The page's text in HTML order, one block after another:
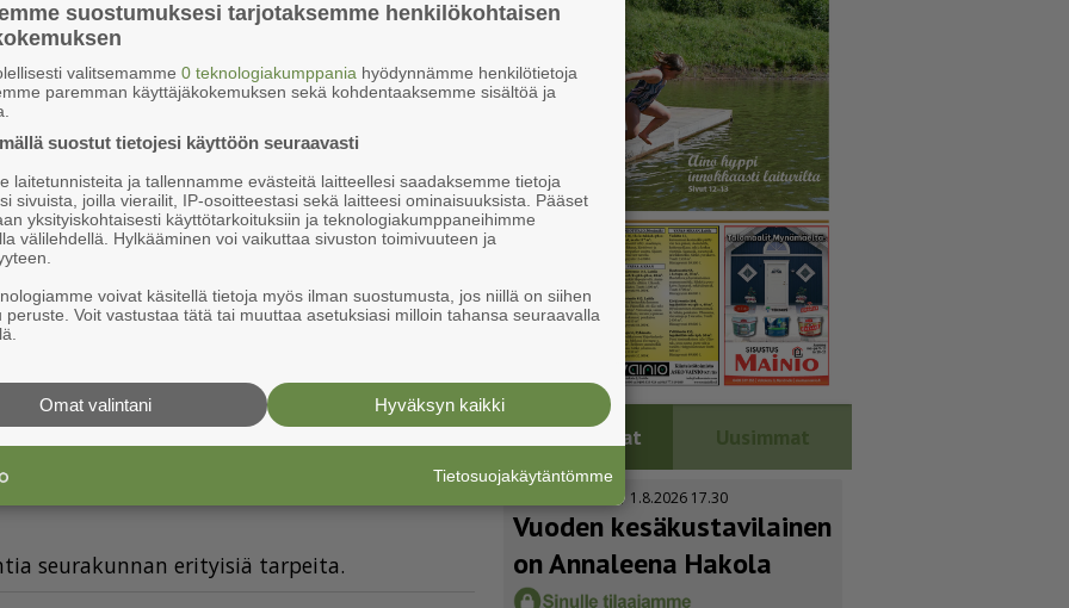
kuuluu kaikille
ker­taa val­ta­kun­nal­li­seen Rol­laat­to­ri­
kirkko­a­lu­eisiin
ko­koon­tui en­sim­mäis­tä ker­
Suomen seurakunnalta
valinnasta
seu­ra­kun­nan eri­tyi­siä tar­pei­ta.
Luetuimmat Uusimmat
Kustavi 1.8.2026 17.30
Vuoden kesäkus­ta­vi­lainen
on Annaleena Hakola
suostumuksesi tarjotaksemme henkilökohtaisen
valitsemamme 0 teknologiakumppania hyödynnämme henkilötietoja
paremman käyttäjäkokemuksen sekä kohdentaaksemme sisältöä ja
suostut tietojesi käyttöön seuraavasti
laitetunnisteita ja tallennamme evästeitä laitteellesi saadaksemme tietoja
sivuista, joilla vierailit, IP-osoitteestasi sekä laitteesi ominaisuuksista. Pääset
yksityiskohtaisesti käyttötarkoituksiin ja teknologiakumppaneihimme
välilehdellä. Hylkääminen voi vaikuttaa sivuston toimivuuteen ja
voivat käsitellä tietoja myös ilman suostumusta, jos niillä on siihen
peruste. Voit vastustaa tätä tai muuttaa asetuksiasi milloin tahansa seuraavalla
Hyväksyn kaikki
Omat valintani
Tietosuojakäytäntömme